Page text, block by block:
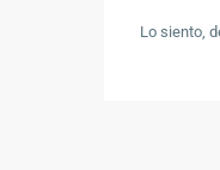
Lo siento,